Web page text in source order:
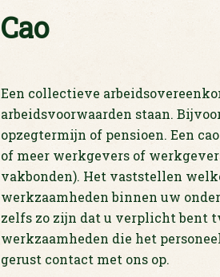
Cao
Een collectieve
arbeidsvoorwaarden staan.
opzegtermijn of pensioen. Een
of meer werkgevers of
vakbonden). Het vaststellen
werkzaamheden binnen uw
zelfs zo zijn dat u verplicht bent
werkzaamheden die het
gerust contact met ons op.